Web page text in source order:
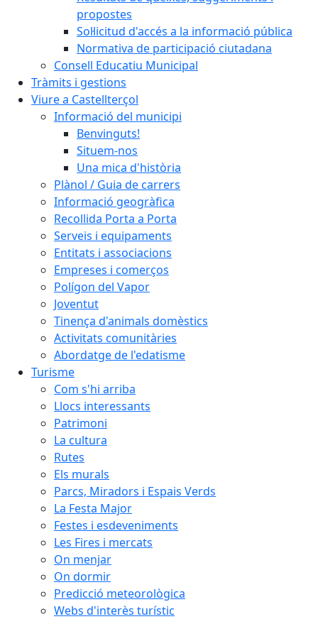
propostes
Sol·licitud d'accés a la informació pública
Normativa de participació ciutadana
Consell Educatiu Municipal
Tràmits i gestions
Viure a Castellterçol
Informació del municipi
Benvinguts!
Situem-nos
Una mica d'història
Plànol / Guia de carrers
Informació geogràfica
Recollida Porta a Porta
Serveis i equipaments
Entitats i associacions
Empreses i comerços
Polígon del Vapor
Joventut
Tinença d'animals domèstics
Activitats comunitàries
Abordatge de l'edatisme
Turisme
Com s'hi arriba
Llocs interessants
Patrimoni
La cultura
Rutes
Els murals
Parcs, Miradors i Espais Verds
La Festa Major
Festes i esdeveniments
Les Fires i mercats
On menjar
On dormir
Predicció meteorològica
Webs d'interès turístic